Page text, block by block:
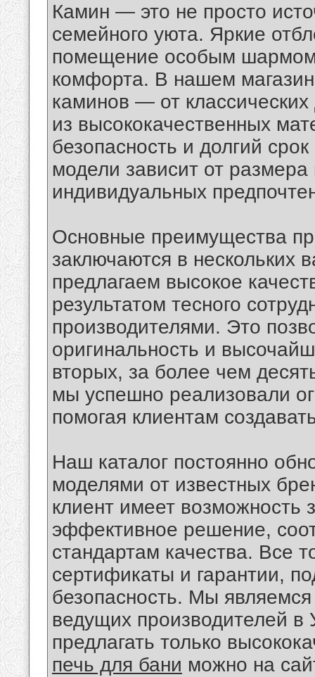
Камин — это не просто
семейного уюта. Яркие
помещение особым
комфорта. В нашем
каминов — от
из высококачественных
безопасность и долгий
модели зависит от
индивидуальных
Основные преимущества
заключаются в нескольких
предлагаем высокое
результатом тесного
производителями. Это
оригинальность и
вторых, за более чем
мы успешно реализовали
помогая клиентам
Наш каталог постоянно
моделями от известных
клиент имеет возможность
эффективное решение,
стандартам качества. Все
сертификаты и гарантии,
безопасность. Мы
ведущих производителей в
предлагать только
печь для бани можно на